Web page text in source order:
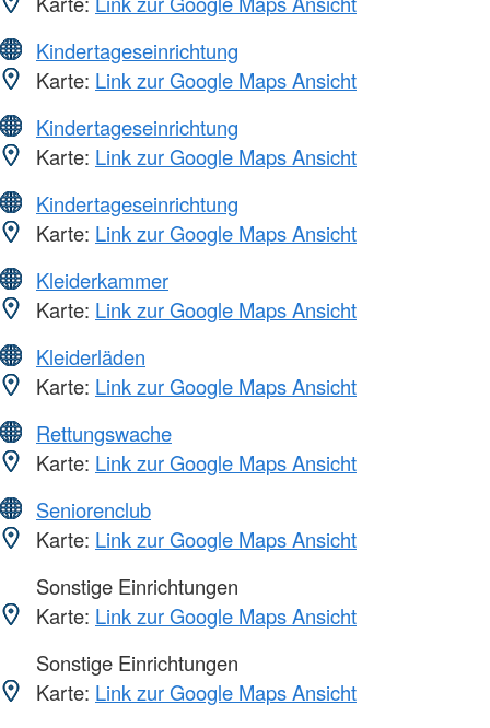
Kindertageseinrichtung
Karte: Link zur Google Maps Ansicht
Kindertageseinrichtung
Karte: Link zur Google Maps Ansicht
Kindertageseinrichtung
Karte: Link zur Google Maps Ansicht
Kleiderkammer
Karte: Link zur Google Maps Ansicht
Kleiderläden
Karte: Link zur Google Maps Ansicht
Rettungswache
Karte: Link zur Google Maps Ansicht
Seniorenclub
Karte: Link zur Google Maps Ansicht
Sonstige Einrichtungen
Karte: Link zur Google Maps Ansicht
Sonstige Einrichtungen
Karte: Link zur Google Maps Ansicht